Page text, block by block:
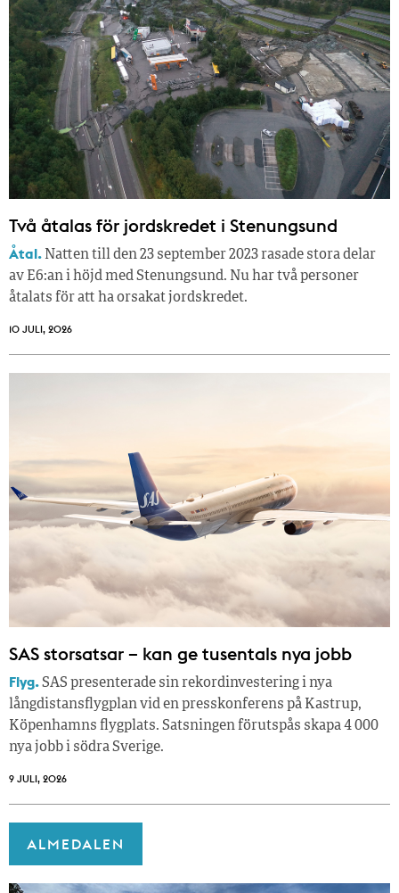
Två åtalas för jordskredet i Stenungsund
Åtal. Natten till den 23 september 2023 rasade stora delar
av E6:an i höjd med Stenungsund. Nu har två personer
åtalats för att ha orsakat jordskredet.
10 JULI, 2026
SAS storsatsar – kan ge tusentals nya jobb
Flyg.SAS presenterade sin rekordinvestering i nya
långdistansflygplan vid en presskonferens på Kastrup,
Köpenhamns flygplats. Satsningen förutspås skapa 4 000
nya jobb i södra Sverige.
9 JULI, 2026
ALMEDALEN